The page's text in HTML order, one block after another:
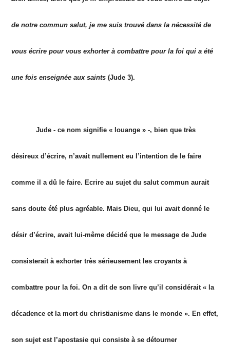
de notre commun salut, je me suis trouvé dans la nécessité de
vous écrire pour vous exhorter à combattre pour la foi qui a été
une fois enseignée aux saints (Jude 3).
Jude - ce nom signifie « louange » -, bien que très
désireux d’écrire, n’avait nullement eu l’intention de le faire
comme il a dû le faire. Ecrire au sujet du salut commun aurait
sans doute été plus agréable. Mais Dieu, qui lui avait donné le
désir d’écrire, avait lui-même décidé que le message de Jude
consisterait à exhorter très sérieusement les croyants à
combattre pour la foi. On a dit de son livre qu’il considérait « la
décadence et la mort du christianisme dans le monde ». En effet,
son sujet est l’apostasie qui consiste à se détourner